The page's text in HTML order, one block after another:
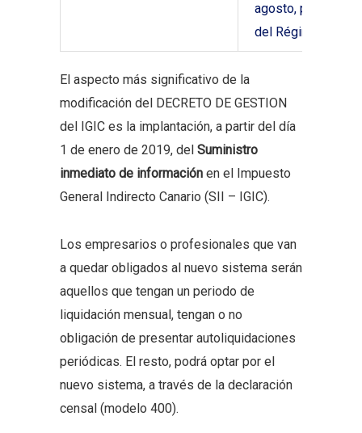
agosto, por el
del Régimen
El aspecto más significativo de la
modificación del DECRETO DE GESTION
del IGIC es la implantación, a partir del día
1 de enero de 2019, del Suministro
inmediato de información en el Impuesto
General Indirecto Canario (SII – IGIC).
Los empresarios o profesionales que van
a quedar obligados al nuevo sistema serán
aquellos que tengan un periodo de
liquidación mensual, tengan o no
obligación de presentar autoliquidaciones
periódicas. El resto, podrá optar por el
nuevo sistema, a través de la declaración
censal (modelo 400).